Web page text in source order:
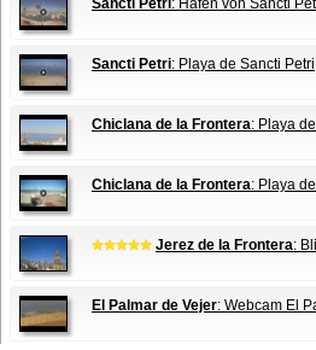
Sancti Petri: Hafen von Sancti
Sancti Petri: Playa de Sancti Petri
Chiclana de la Frontera: Playa
Chiclana de la Frontera: Playa
Jerez de la Frontera:
El Palmar de Vejer: Webcam El